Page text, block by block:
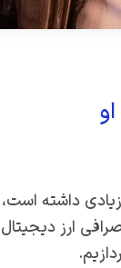
داشته است،
ارز